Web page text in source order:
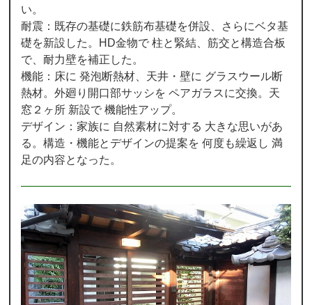
い。
耐震：既存の基礎に鉄筋布基礎を併設、さらにベタ基
礎を新設した。HD金物で 柱と緊結、筋交と構造合板
で、耐力壁を補正した。
機能：床に 発泡断熱材、天井・壁に グラスウール断
熱材。外廻り開口部サッシを ペアガラスに交換。天
窓２ヶ所 新設で 機能性アップ。
デザイン：家族に 自然素材に対する 大きな思いがあ
る。構造・機能とデザインの提案を 何度も繰返し 満
足の内容となった。